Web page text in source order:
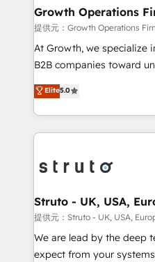
Choose Nexa Cognition? 🚀 HubSpot Expertise: Our
certified team specialises
marketing automation,
Custom Solutions: From
HubSpot with your
Results: We’ve helped
Packages: Choose
solutions. We offer
Growth Operations
提供元：Growth Operations
At Growth, we specialize
B2B companies toward
focus is on fine-tuning
sales, and marketing
marketing agencies, we
operational aspects of
functioning optimally. With our expertise in leading
wealth of knowledge and
Our strategies are
needs, ensuring a
with your growth
Elite5.0
Struto - UK, USA,
提供元：Struto - UK, USA,
We are lead by the deep
expect from your